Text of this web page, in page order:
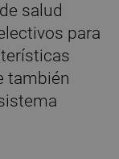
salud
para
también